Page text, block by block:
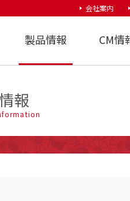
会社案内
製品情報 CM情
報